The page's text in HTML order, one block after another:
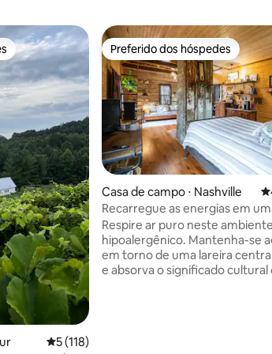
dos hóspedes
5 de uma avaliação média de 5, 118
5 (118)
Preferido dos hóspedes
Preferido dos hóspedes
Casa de campo ⋅ Nashville
Recarregue as energias em
campo histórica preservada
Respire ar puro neste ambiente
hipoalergênico. Mantenha-se
em torno de uma lareira
e absorva o significado cultural